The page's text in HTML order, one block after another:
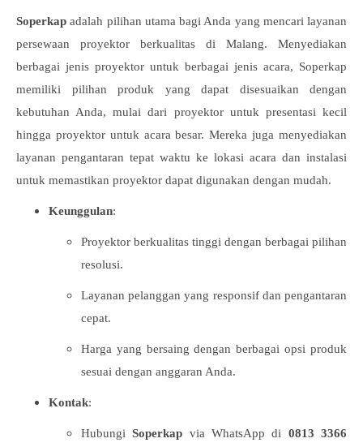
Soperkap adalah pilihan utama bagi Anda yang mencari layanan
persewaan proyektor berkualitas di Malang. Menyediakan
berbagai jenis proyektor untuk berbagai jenis acara, Soperkap
memiliki pilihan produk yang dapat disesuaikan dengan
kebutuhan Anda, mulai dari proyektor untuk presentasi kecil
hingga proyektor untuk acara besar. Mereka juga menyediakan
layanan pengantaran tepat waktu ke lokasi acara dan instalasi
untuk memastikan proyektor dapat digunakan dengan mudah.
Keunggulan:
Proyektor berkualitas tinggi dengan berbagai pilihan
resolusi.
Layanan pelanggan yang responsif dan pengantaran
cepat.
Harga yang bersaing dengan berbagai opsi produk
sesuai dengan anggaran Anda.
Kontak:
HubungiSoperkap via WhatsApp di 0813 3366